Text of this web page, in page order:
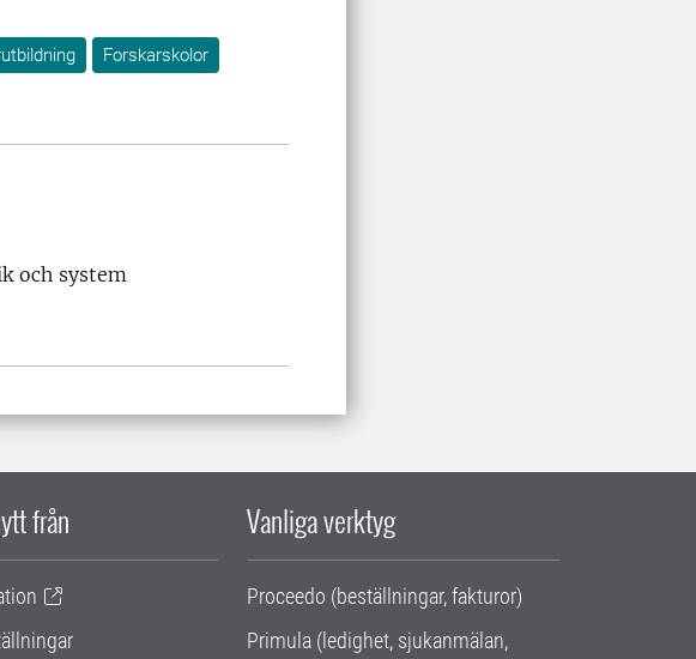
Forskarskolor
och system
från Vanliga verktyg
Proceedo (beställningar, fakturor)
Primula (ledighet, sjukanmälan,